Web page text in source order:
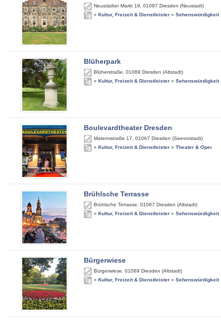
Neustädter Markt 19 01097 Dresden (Neustadt)
» Kultur, Freizeit & Dienstleister » Sehenswürdigkeit
Blüherpark
Blüherstraße 01069 Dresden (Altstadt)
» Kultur, Freizeit & Dienstleister » Sehenswürdigkeit
Boulevardtheater Dresden
Maternistraße 17 01067 Dresden (Seevorstadt)
» Kultur, Freizeit & Dienstleister » Theater & Oper
Brühlsche Terrasse
Brühlsche Terrasse 01067 Dresden (Altstadt)
» Kultur, Freizeit & Dienstleister » Sehenswürdigkeit
Bürgerwiese
Bürgerwiese 01069 Dresden (Altstadt)
» Kultur, Freizeit & Dienstleister » Sehenswürdigkeit